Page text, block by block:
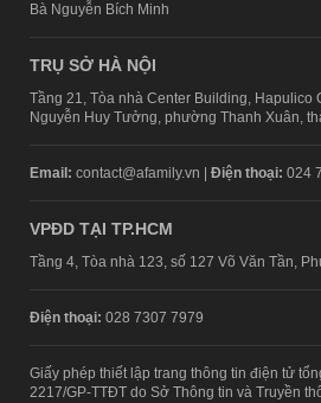
Bà Nguyễn Bích Minh
TRỤ SỞ HÀ NỘI
Tầng 21, Tòa nhà Center Building, Hapulico
Nguyễn Huy Tưởng, phường Thanh Xuân,
Email: contact@afamily.vn | Điện thoại: 024
VPĐD TẠI TP.HCM
Tầng 4, Tòa nhà 123, số 127 Võ Văn Tần,
Điện thoại: 028 7307 7979
Giấy phép thiết lập trang thông tin điện tử
2217/GP-TTĐT do Sở Thông tin và Truyền